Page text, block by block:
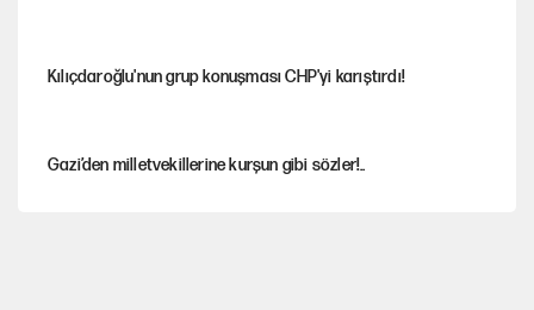
Kılıçdaroğlu'nun grup konuşması CHP'yi karıştırdı!
Gazi’den milletvekillerine kurşun gibi sözler!..